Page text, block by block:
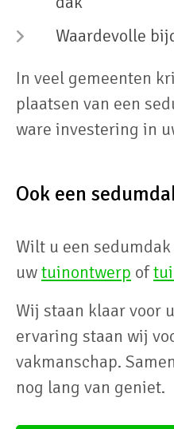
Waardevolle
In veel gemeenten
plaatsen van een
ware investering in
Ook een
Wilt u een
uwtuinontwerp of
Wij staan klaar voor
ervaring staan wij
vakmanschap.
nog lang van geniet.